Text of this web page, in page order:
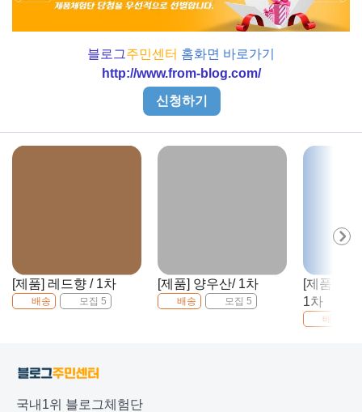
블로그주민센터 홈화면 바로가기
http://www.from-blog.com/
신청하기
[제품] 레드향 / 1차
배송 모집 5
[제품] 양우산/ 1차
배송 모집 5
[제품] 강
1차
배송
국내1위 블로그체험단